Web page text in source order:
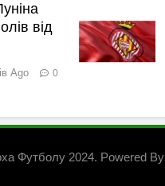
від
Ago 0
Футболу 2024. Powered By